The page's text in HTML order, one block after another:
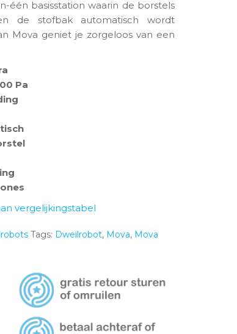
één basisstation waarin de borstels
de stofbak automatisch wordt
Mova geniet je zorgeloos van een
Pa
vergelijkingstabel
Tags: Dweilrobot, Mova, Mova